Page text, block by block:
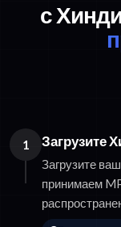
с
1 Загрузите
Загрузите
принимаем